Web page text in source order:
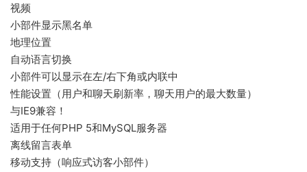
视频
小部件显示黑名单
地理位置
自动语言切换
小部件可以显示在左/右下角或内联中
性能设置（用户和聊天刷新率，聊天用户的最大数量）
与IE9兼容！
适用于任何PHP 5和MySQL服务器
离线留言表单
移动支持（响应式访客小部件）